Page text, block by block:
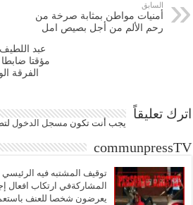
السابق
أمنيات مواطن بمثابة صرخة من
رحم الألم من أجل بصيص امل
عبد
مؤقتا
الفرقة
اترك تعليقاً
يجب أنت تكون مسجل الدخول
communpressTV
توقيف المشتبه فيه
المشاركةفي ارتكاب افعال
يعرضون شخصا للعنف